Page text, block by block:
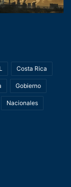
Costa Rica
Gobierno
Nacionales